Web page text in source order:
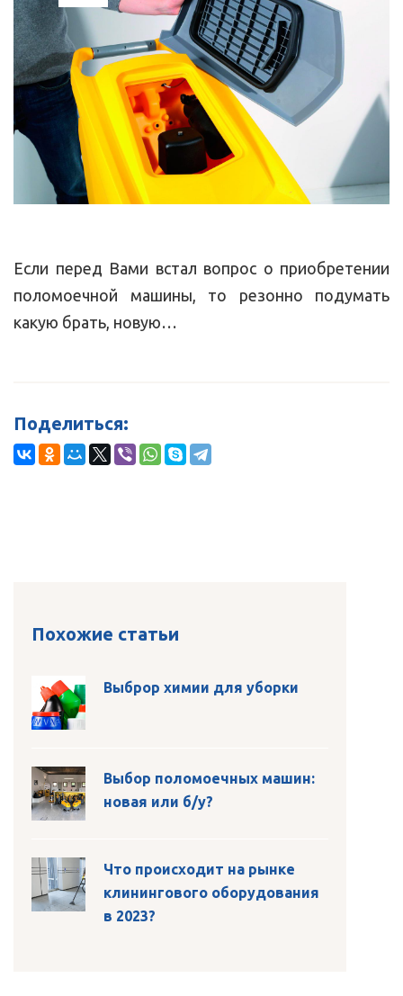
Если перед Вами встал вопрос о приобретении
поломоечной машины, то резонно подумать
какую брать, новую…
Поделиться:
Похожие статьи
Выброр химии для уборки
Выбор поломоечных машин:
новая или б/у?
Что происходит на рынке
клинингового оборудования
в 2023?